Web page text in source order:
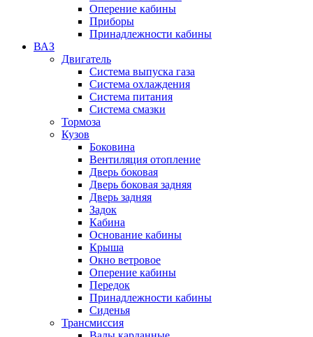
Оперение кабины
Приборы
Принадлежности кабины
ВАЗ
Двигатель
Система выпуска газа
Система охлаждения
Система питания
Система смазки
Тормоза
Кузов
Боковина
Вентиляция отопление
Дверь боковая
Дверь боковая задняя
Дверь задняя
Задок
Кабина
Основание кабины
Крыша
Окно ветровое
Оперение кабины
Передок
Принадлежности кабины
Сиденья
Трансмиссия